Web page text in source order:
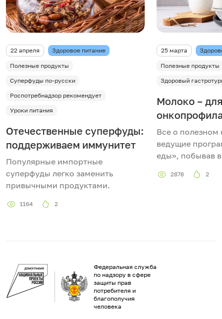
22 апреля Здоровое питание
Полезные продукты
Суперфуды по-русски
Роспотребнадзор рекомендует
Уроки питания
Отечественные суперфуды:
поддерживаем иммунитет
Популярные импортные
суперфуды легко заменить
привычными продуктами.
1164 2
25 марта
Полезные продукты
Здоровый
Молоко –
Все о полезном
ведущие
еды», побывав
2878 2
Федеральная служба
по надзору в сфере
защиты прав
потребителя и
благополучия
человека